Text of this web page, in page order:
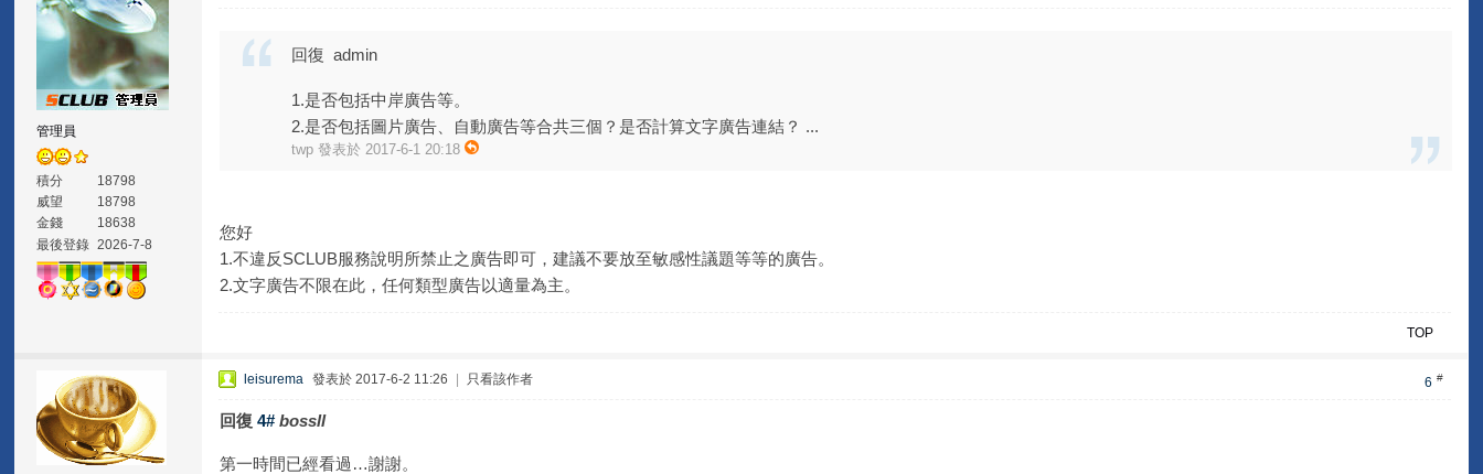
管理員
積分
18798
威望
18798
金錢
18638
最後登錄 2026-7-8
回復 admin
1.是否包括中岸廣告等。
2.是否包括圖片廣告、自動廣告等合共三個？是否計算文字廣告連結？ ...
twp 發表於 2017-6-1 20:18
您好
1.不違反SCLUB服務說明所禁止之廣告即可，建議不要放至敏感性議題等等的廣告。
2.文字廣告不限在此，任何類型廣告以適量為主。
TOP
6 #
leisurema 發表於 2017-6-2 11:26 只看該作者
回復4# bossll
第一時間已經看過…謝謝。